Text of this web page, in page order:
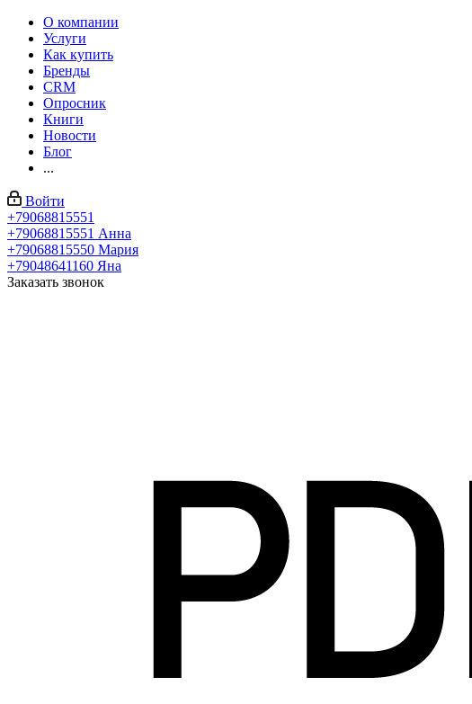
О компании
Услуги
Как купить
Бренды
CRM
Опросник
Книги
Новости
Блог
...
Войти
+79068815551
+79068815551 Анна
+79068815550 Мария
+79048641160 Яна
Заказать звонок